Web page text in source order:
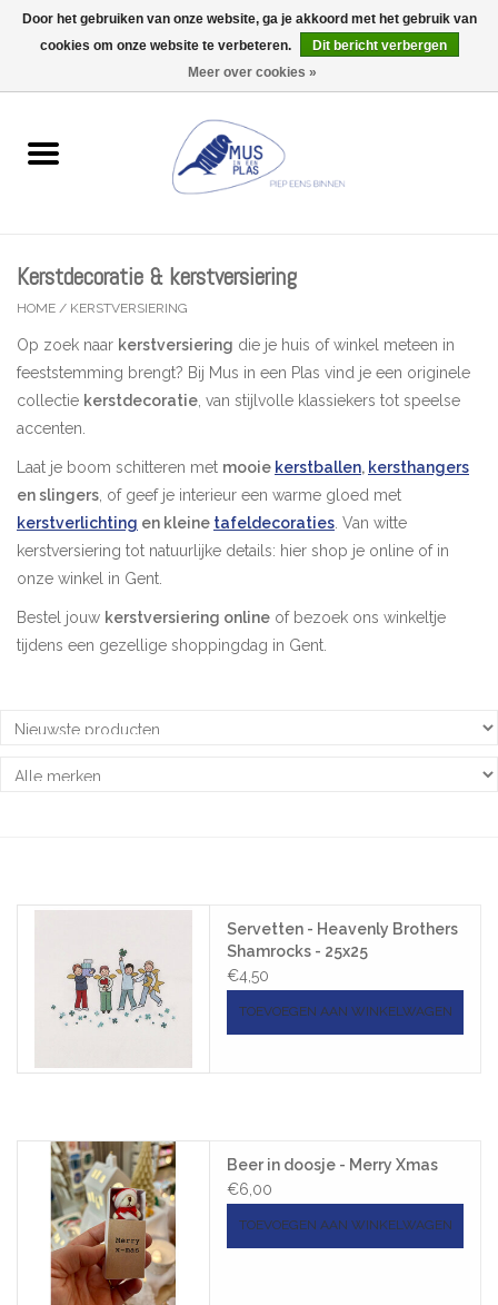
0 Artikelen - €0,00
Wenskaarten
Kleine gelukjes
Troost
Thema
Pasen
Blog
Kerstdecoratie & kerstversiering
HOME / KERSTVERSIERING
Op zoek naar kerstversiering die je huis of winkel meteen in
feeststemming brengt? Bij Mus in een Plas vind je een originele
collectie kerstdecoratie , van stijlvolle klassiekers tot speelse
accenten.
Laat je boom schitteren met mooie kerstballen, kersthangers
en slingers , of geef je interieur een warme gloed met
kerstverlichting en kleine tafeldecoraties . Van witte
kerstversiering tot natuurlijke details: hier shop je online of in
onze winkel in Gent.
Bestel jouw kerstversiering online of bezoek ons winkeltje
tijdens een gezellige shoppingdag in Gent.
Servetten - Heavenly Brothers
Shamrocks - 25x25
€4,50
TOEVOEGEN AAN WINKELWAGEN
Beer in doosje - Merry Xmas
€6,00
TOEVOEGEN AAN WINKELWAGEN
Door het gebruiken van onze website, ga je akkoord met het gebruik van
cookies om onze website te verbeteren.
Dit bericht verbergen
Meer over cookies »
Wij zijn uitzonderlijk gesloten op Do 13/08